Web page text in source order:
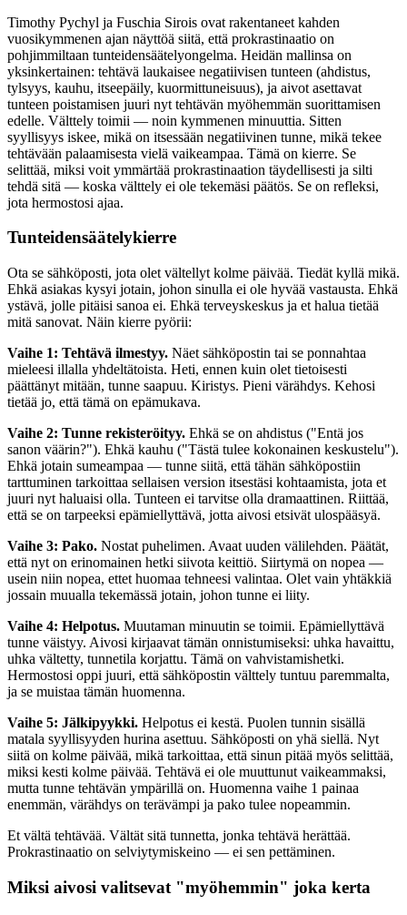
Timothy Pychyl ja Fuschia Sirois ovat rakentaneet kahden
vuosikymmenen ajan näyttöä siitä, että prokrastinaatio on
pohjimmiltaan tunteidensäätelyongelma. Heidän mallinsa on
yksinkertainen: tehtävä laukaisee negatiivisen tunteen (ahdistus,
tylsyys, kauhu, itseepäily, kuormittuneisuus), ja aivot asettavat
tunteen poistamisen juuri nyt tehtävän myöhemmän suorittamisen
edelle. Välttely toimii — noin kymmenen minuuttia. Sitten
syyllisyys iskee, mikä on itsessään negatiivinen tunne, mikä tekee
tehtävään palaamisesta vielä vaikeampaa. Tämä on kierre. Se
selittää, miksi voit ymmärtää prokrastinaation täydellisesti ja silti
tehdä sitä — koska välttely ei ole tekemäsi päätös. Se on refleksi,
jota hermostosi ajaa.
Tunteidensäätelykierre
Ota se sähköposti, jota olet vältellyt kolme päivää. Tiedät kyllä mikä.
Ehkä asiakas kysyi jotain, johon sinulla ei ole hyvää vastausta. Ehkä
ystävä, jolle pitäisi sanoa ei. Ehkä terveyskeskus ja et halua tietää
mitä sanovat. Näin kierre pyörii:
Vaihe 1: Tehtävä ilmestyy. Näet sähköpostin tai se ponnahtaa
mieleesi illalla yhdeltätoista. Heti, ennen kuin olet tietoisesti
päättänyt mitään, tunne saapuu. Kiristys. Pieni värähdys. Kehosi
tietää jo, että tämä on epämukava.
Vaihe 2: Tunne rekisteröityy. Ehkä se on ahdistus ("Entä jos
sanon väärin?"). Ehkä kauhu ("Tästä tulee kokonainen keskustelu").
Ehkä jotain sumeampaa — tunne siitä, että tähän sähköpostiin
tarttuminen tarkoittaa sellaisen version itsestäsi kohtaamista, jota et
juuri nyt haluaisi olla. Tunteen ei tarvitse olla dramaattinen. Riittää,
että se on tarpeeksi epämiellyttävä, jotta aivosi etsivät ulospääsyä.
Vaihe 3: Pako. Nostat puhelimen. Avaat uuden välilehden. Päätät,
että nyt on erinomainen hetki siivota keittiö. Siirtymä on nopea —
usein niin nopea, ettet huomaa tehneesi valintaa. Olet vain yhtäkkiä
jossain muualla tekemässä jotain, johon tunne ei liity.
Vaihe 4: Helpotus. Muutaman minuutin se toimii. Epämiellyttävä
tunne väistyy. Aivosi kirjaavat tämän onnistumiseksi: uhka havaittu,
uhka vältetty, tunnetila korjattu. Tämä on vahvistamishetki.
Hermostosi oppi juuri, että sähköpostin välttely tuntuu paremmalta,
ja se muistaa tämän huomenna.
Vaihe 5: Jälkipyykki. Helpotus ei kestä. Puolen tunnin sisällä
matala syyllisyyden hurina asettuu. Sähköposti on yhä siellä. Nyt
siitä on kolme päivää, mikä tarkoittaa, että sinun pitää myös selittää,
miksi kesti kolme päivää. Tehtävä ei ole muuttunut vaikeammaksi,
mutta tunne tehtävän ympärillä on. Huomenna vaihe 1 painaa
enemmän, värähdys on terävämpi ja pako tulee nopeammin.
Et vältä tehtävää. Vältät sitä tunnetta, jonka tehtävä herättää.
Prokrastinaatio on selviytymiskeino — ei sen pettäminen.
Miksi aivosi valitsevat "myöhemmin" joka kerta